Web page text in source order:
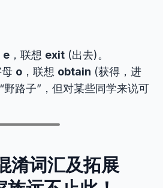
e ，联想 exit (出去)。
o ，联想 obtain (获得，进
野路子”，但对某些同学来说可
淆词汇及拓展